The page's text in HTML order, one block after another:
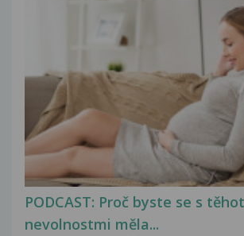
PODCAST: Proč byste se s
nevolnostmi měla...